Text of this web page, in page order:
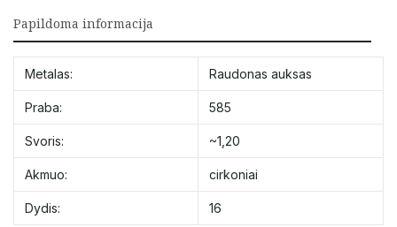
Papildoma informacija
Metalas: Raudonas auksas
Praba: 585
Svoris: ~1,20
Akmuo: cirkoniai
Dydis: 16